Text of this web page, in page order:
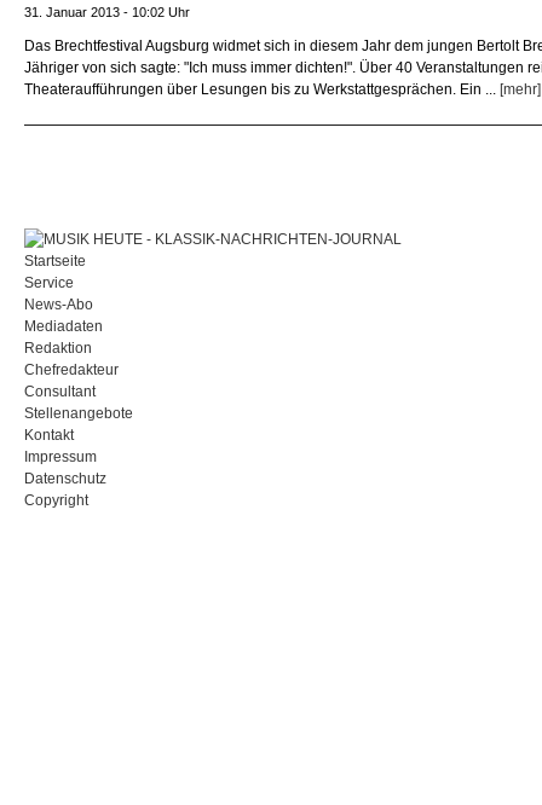
31. Januar 2013 - 10:02 Uhr
Das Brechtfestival Augsburg widmet sich in diesem Jahr dem jungen Bertolt
Jähriger von sich sagte: "Ich muss immer dichten!". Über 40 Veranstaltungen
Theateraufführungen über Lesungen bis zu Werkstattgesprächen. Ein ... [mehr]
Startseite
Service
News-Abo
Mediadaten
Redaktion
Chefredakteur
Consultant
Stellenangebote
Kontakt
Impressum
Datenschutz
Copyright